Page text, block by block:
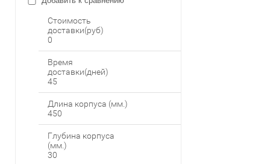
Стоимость
доставки(руб)
0
Время
доставки(дней)
45
Длина корпуса (мм.)
450
Глубина корпуса
(мм.)
30